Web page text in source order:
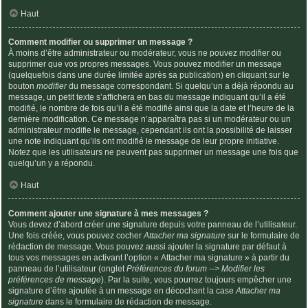
Haut
Comment modifier ou supprimer un message ?
À moins d’être administrateur ou modérateur, vous ne pouvez modifier ou
supprimer que vos propres messages. Vous pouvez modifier un message
(quelquefois dans une durée limitée après sa publication) en cliquant sur le
bouton modifierdu message correspondant. Si quelqu’un a déjà répondu au
message, un petit texte s’affichera en bas du message indiquant qu’il a été
modifié, le nombre de fois qu’il a été modifié ainsi que la date et l’heure de la
dernière modification. Ce message n’apparaîtra pas si un modérateur ou un
administrateur modifie le message, cependant ils ont la possibilité de laisser
une note indiquant qu’ils ont modifié le message de leur propre initiative.
Notez que les utilisateurs ne peuvent pas supprimer un message une fois que
quelqu’un y a répondu.
Haut
Comment ajouter une signature à mes messages ?
Vous devez d’abord créer une signature depuis votre panneau de l’utilisateur.
Une fois créée, vous pouvez cocherAttacher ma signature sur le formulaire de
rédaction de message. Vous pouvez aussi ajouter la signature par défaut à
tous vos messages en activant l’option « Attacher ma signature » à partir du
panneau de l’utilisateur (ongletPréférences du forum --> Modifier les
préférences de message). Par la suite, vous pourrez toujours empêcher une
signature d’être ajoutée à un message en décochant la caseAttacher ma
signature dans le formulaire de rédaction de message.